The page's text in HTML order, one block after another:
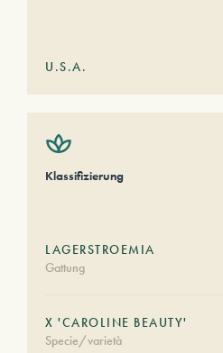
U.S.A.
Klassifizierung
LAGERSTROEMIA
Gattung
X 'CAROLINE BEAUTY'
Specie/varietà